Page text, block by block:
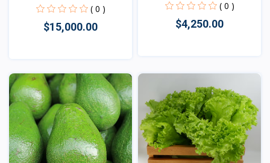
( 0 )
$15,000.00
Vista
( 0 )
$4,250.00